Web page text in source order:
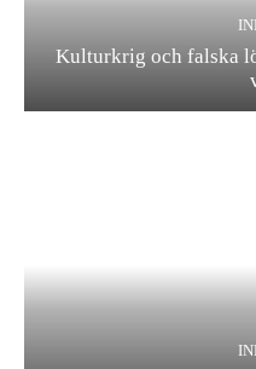
Kulturkrig och falska